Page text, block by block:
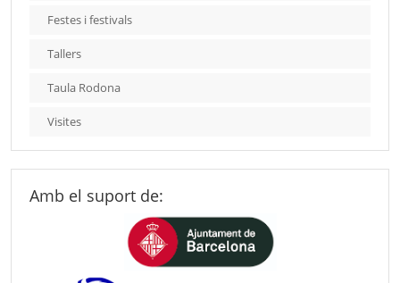
Festes i festivals
Tallers
Taula Rodona
Visites
Amb el suport de: